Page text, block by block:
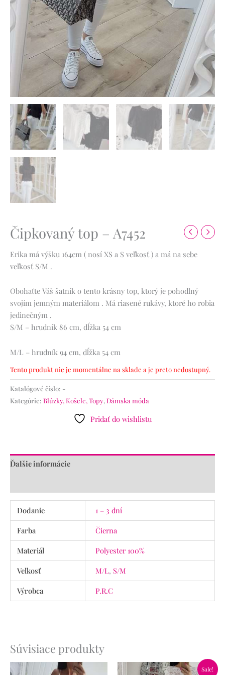
Čipkovaný top – A7452
Erika má výšku 164cm ( nosí XS a S veľkosť ) a má na sebe
veľkosť S/M .
Obohaťte Váš šatník o tento krásny top, ktorý je pohodlný
svojím jemným materiálom . Má riasené rukávy, ktoré ho robia
jedinečným .
S/M – hrudník 86 cm, dĺžka 54 cm
M/L – hrudník 94 cm, dĺžka 54 cm
Tento produkt nie je momentálne na sklade a je preto nedostupný.
Katalógové číslo: -
Kategórie: Blúzky, Košele, Topy,Dámska móda
Pridať do wishlistu
Ďalšie informácie
Dodanie
1 – 3 dní
Farba
Čierna
Materiál
Polyester 100%
Veľkosť
M/L, S/M
Výrobca
P.R.C
Súvisiace produkty
Sale!
PôvodnáAktuálna